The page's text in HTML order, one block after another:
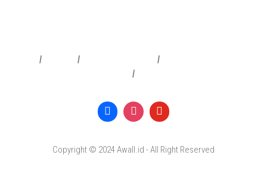
| | |
|
Copyright © 2024 Awall.id - All Right Reserved